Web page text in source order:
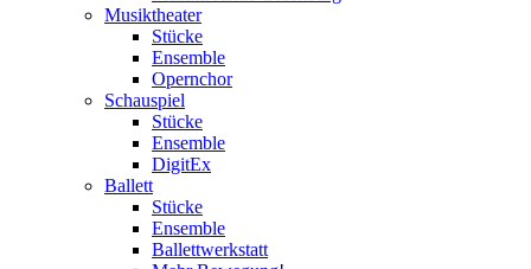
Musiktheater
Stücke
Ensemble
Opernchor
Schauspiel
Stücke
Ensemble
DigitEx
Ballett
Stücke
Ensemble
Ballettwerkstatt